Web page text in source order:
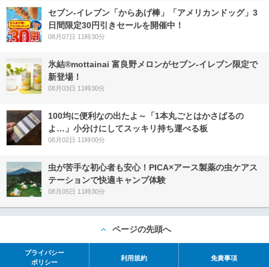
セブン‐イレブン「からあげ棒」「アメリカンドッグ」3
日間限定30円引きセールを開催中！
08月07日 11時30分
氷結®mottainai 富良野メロンがセブン‐イレブン限定で
新登場！
08月03日 11時30分
100均に便利なの出たよ～「1本丸ごとはかさばるの
よ…」小分けにしてスッキリ持ち運べる板
08月02日 11時00分
虫が苦手な初心者も安心！PICA×アース製薬の虫ケアス
テーションで快適キャンプ体験
08月05日 11時30分
ページの先頭へ
プライバシー
ポリシー
利用規約 免責事項